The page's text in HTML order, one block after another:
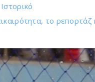
το ρεπορτάζ